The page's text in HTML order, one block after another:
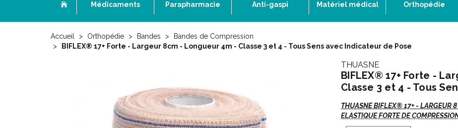
Médicaments Parapharmacie Anti-gaspi Matériel médical Orthopédie
Accueil Orthopédie Bandes
Bandes de Compression
BIFLEX® 17+ Forte - Largeur 8cm - Longueur 4m - Classe 3 et 4 - Tous Sens avec Indicateur de Pose
THUASNE
BIFLEX® 17+ Forte -
Classe 3 et 4 - Tous
THUASNE BIFLEX® 17+ - LARGEUR
ELASTIQUE FORTE DE